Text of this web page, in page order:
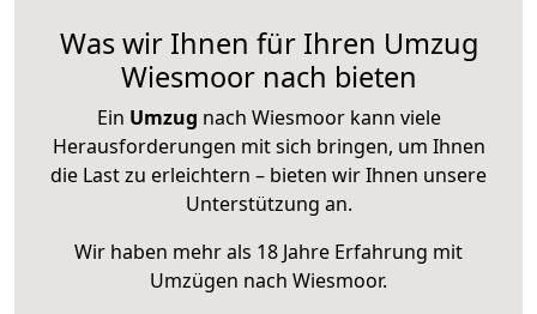
Was wir Ihnen für Ihren Umzug
Wiesmoor nach bieten
Ein Umzug nach Wiesmoor kann viele
Herausforderungen mit sich bringen, um Ihnen
die Last zu erleichtern – bieten wir Ihnen unsere
Unterstützung an.
Wir haben mehr als 18 Jahre Erfahrung mit
Umzügen nach Wiesmoor.